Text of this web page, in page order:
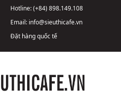
Hotline:(+84) 898.149.108
Email: info@sieuthicafe.vn
Đặt hàng quốc tế